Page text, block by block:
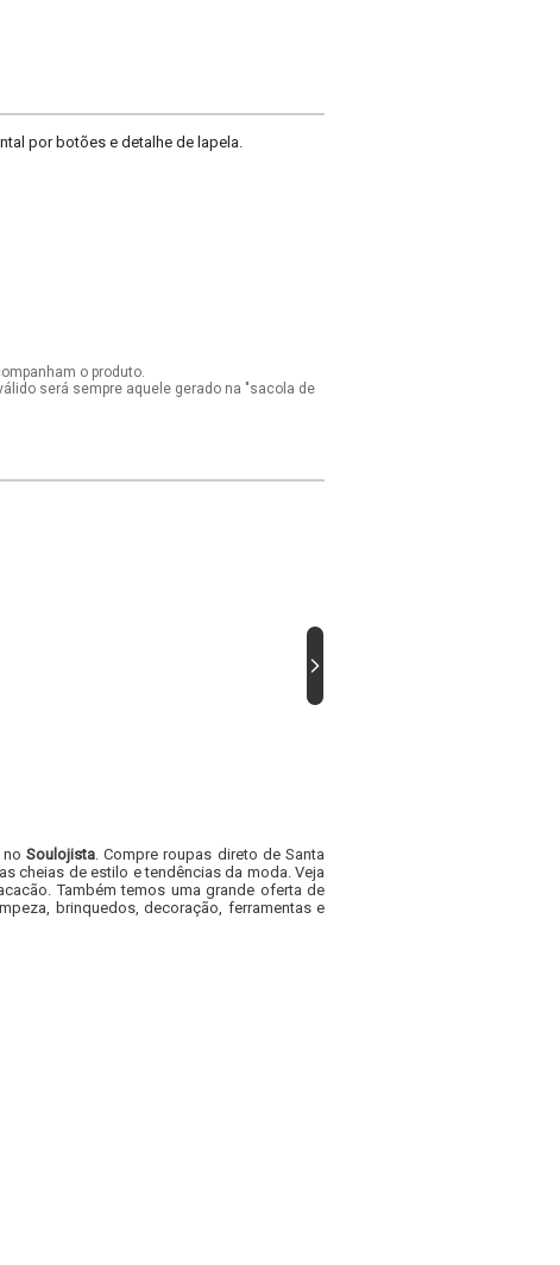
por botões e detalhe de lapela.
o produto.
será sempre aquele gerado na "sacola de
Soulojista. Compre roupas direto de Santa
cheias de estilo e tendências da moda. Veja
Também temos uma grande oferta de
brinquedos, decoração, ferramentas e